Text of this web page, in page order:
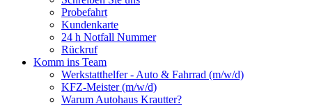
Probefahrt
Kundenkarte
24 h Notfall Nummer
Rückruf
Komm ins Team
Werkstatthelfer - Auto & Fahrrad (m/w/d)
KFZ-Meister (m/w/d)
Warum Autohaus Krautter?